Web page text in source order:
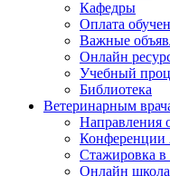
Кафедры
Оплата
Важные
Онлайн
Учебный
Библиотека
Ветеринарным
Направления
Стажировка
Онлайн школа